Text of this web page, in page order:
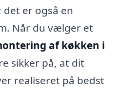
er også en
Når du vælger et
af køkken i
sikker på, at dit
realiseret på bedst